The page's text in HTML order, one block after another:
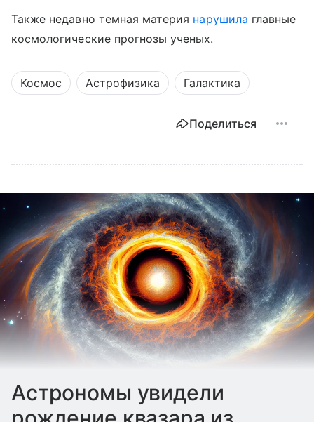
Также недавно темная материя нарушила главные
космологические прогнозы ученых.
Космос Астрофизика Галактика
Поделиться
Астрономы увидели